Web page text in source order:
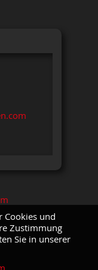
Cookies und
Zustimmung
Sie in unserer